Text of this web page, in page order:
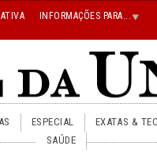
INFORMAÇÕES PARA...
ESPECIAL EXATAS &
SAÚDE